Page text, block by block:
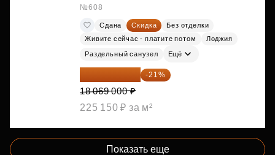
№608
Сдана Скидка
Без отделки
Живите сейчас - платите потом
Лоджия
Раздельный санузел Ещё
14 274 510 ₽ -21%
18 069 000 ₽
225 150 ₽ за м²
Показать еще